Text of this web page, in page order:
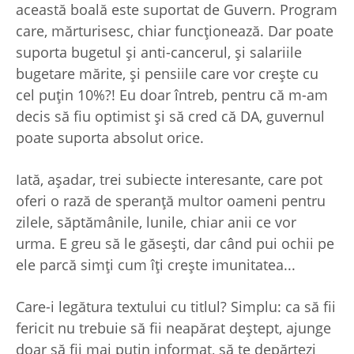
această boală este suportat de Guvern. Program
care, mărturisesc, chiar funcţionează. Dar poate
suporta bugetul şi anti-cancerul, şi salariile
bugetare mărite, şi pensiile care vor creşte cu
cel puţin 10%?! Eu doar întreb, pentru că m-am
decis să fiu optimist şi să cred că DA, guvernul
poate suporta absolut orice.
Iată, aşadar, trei subiecte interesante, care pot
oferi o rază de speranţă multor oameni pentru
zilele, săptămânile, lunile, chiar anii ce vor
urma. E greu să le găseşti, dar când pui ochii pe
ele parcă simţi cum îţi creşte imunitatea...
Care-i legătura textului cu titlul? Simplu: ca să fii
fericit nu trebuie să fii neapărat deştept, ajunge
doar să fii mai puţin informat, să te depărtezi